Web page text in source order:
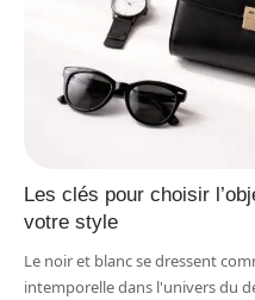
Les clés pour choisir
votre style
Le noir et blanc se dressent
intemporelle dans l'univers du